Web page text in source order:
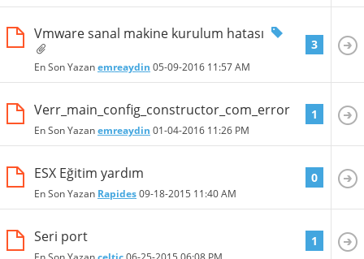
Vmware sanal makine kurulum hatası
En Son Yazanemreaydin 05-09-2016 11:57 AM
3
Verr_main_config_constructor_com_error
En Son Yazanemreaydin 01-04-2016 11:26 PM
1
ESX Eğitim yardım
En Son Yazan Rapides09-18-2015 11:40 AM
0
Seri port 1